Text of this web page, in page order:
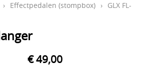
keyboard, ukelele en slagwerk
› Effectpedalen (stompbox) › GLX FL-
€ 49,00